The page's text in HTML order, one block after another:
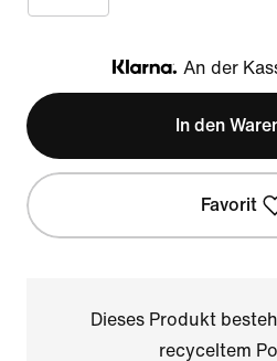
Klarna
An der
In den
Favorit
Dieses Produkt
recyceltem